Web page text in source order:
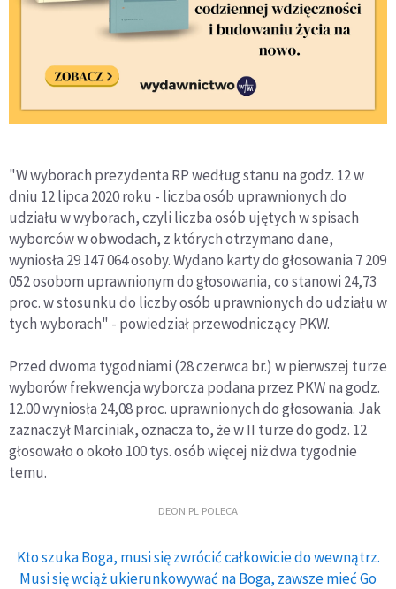
"W wyborach prezydenta RP według stanu na godz. 12 w
dniu 12 lipca 2020 roku - liczba osób uprawnionych do
udziału w wyborach, czyli liczba osób ujętych w spisach
wyborców w obwodach, z których otrzymano dane,
wyniosła 29 147 064 osoby. Wydano karty do głosowania 7 209
052 osobom uprawnionym do głosowania, co stanowi 24,73
proc. w stosunku do liczby osób uprawnionych do udziału w
tych wyborach" - powiedział przewodniczący PKW.
Przed dwoma tygodniami (28 czerwca br.) w pierwszej turze
wyborów frekwencja wyborcza podana przez PKW na godz.
12.00 wyniosła 24,08 proc. uprawnionych do głosowania. Jak
zaznaczył Marciniak, oznacza to, że w II turze do godz. 12
głosowało o około 100 tys. osób więcej niż dwa tygodnie
temu.
DEON.PL POLECA
Kto szuka Boga, musi się zwrócić całkowicie do wewnątrz.
Musi się wciąż ukierunkowywać na Boga, zawsze mieć Go